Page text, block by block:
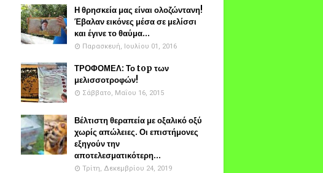
Η θρησκεία μας είναι ολοζώντανη!
Έβαλαν εικόνες μέσα σε μελίσσι
και έγινε το θαύμα...
Παρασκευή, Ιουλίου 01, 2016
ΤΡΟΦΟΜΕΛ: Το top των
μελισσοτροφών!
Σάββατο, Μαΐου 16, 2015
Βέλτιστη θεραπεία με οξαλικό οξύ
χωρίς απώλειες. Οι επιστήμονες
εξηγούν την
αποτελεσματικότερη...
Τρίτη, Δεκεμβρίου 24, 2019